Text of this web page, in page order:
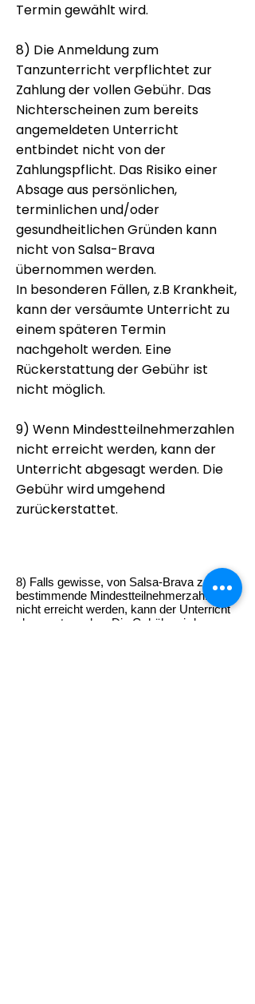
Termin gewählt wird.
8) Die Anmeldung zum
Tanzunterricht verpflichtet zur
Zahlung der vollen Gebühr. Das
Nichterscheinen zum bereits
angemeldeten Unterricht
entbindet nicht von der
Zahlungspflicht. Das Risiko einer
Absage aus persönlichen,
terminlichen und/oder
gesundheitlichen Gründen kann
nicht von Salsa-Brava
übernommen werden.
In besonderen Fällen, z.B Krankheit,
kann der versäumte Unterricht zu
einem späteren Termin
nachgeholt werden. Eine
Rückerstattung der Gebühr ist
nicht möglich.
9) Wenn Mindestteilnehmerzahlen
nicht erreicht werden, kann der
Unterricht abgesagt werden. Die
Gebühr wird umgehend
zurückerstattet.
8) Falls gewisse, von Salsa-Brava zu
bestimmende Mindestteilnehmerzahlen
nicht erreicht werden, kann der Unterricht
abgesagt werden. Die Gebühr wird